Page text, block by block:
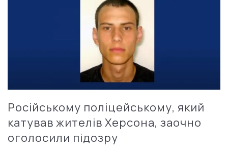
Російському поліцейському, який
катував жителів Херсона, заочно
оголосили підозру